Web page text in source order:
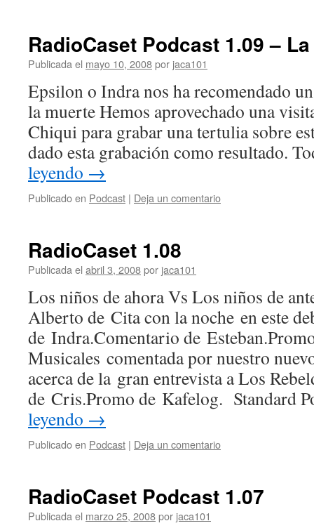
RadioCaset Podcast 1.09 –
Publicada el mayo 10, 2008por jaca101
Epsilon o Indra nos ha recomendado
la muerte Hemos aprovechado una
Chiqui para grabar una tertulia sobre
dado esta grabación como resultado.
leyendo →
Publicado en Podcast | Deja un comentario
RadioCaset 1.08
Publicada el abril 3, 2008por jaca101
Los niños de ahora Vs Los niños de
Alberto de Cita con la noche en este
de Indra.Comentario de
Musicales comentada por nuestro
acerca de la gran entrevista a Los
de Cris.Promo de Kafelog. Standard
leyendo →
Publicado en Podcast | Deja un comentario
RadioCaset Podcast 1.07
Publicada el marzo 25, 2008por jaca101